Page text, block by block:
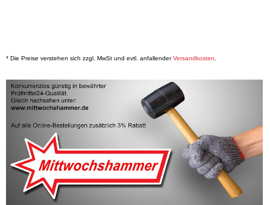
* Die Preise verstehen sich zzgl. MwSt und evtl. anfallenderVersandkosten